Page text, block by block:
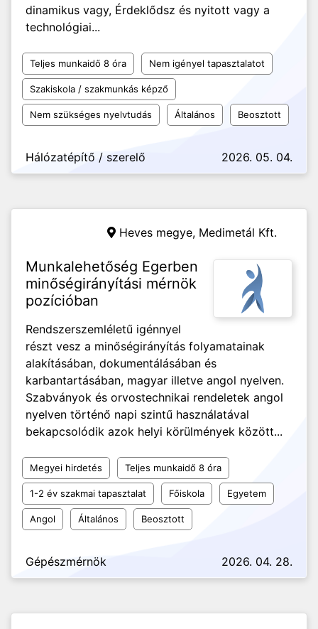
dinamikus vagy, Érdeklődsz és nyitott vagy a
technológiai...
Teljes munkaidő 8 óra Nem igényel tapasztalatot
Szakiskola / szakmunkás képző
Nem szükséges nyelvtudás Általános Beosztott
Hálózatépítő / szerelő 2026. 05. 04.
Heves megye, Medimetál Kft.
Munkalehetőség Egerben
minőségirányítási mérnök
pozícióban
Rendszerszemléletű igénnyel
részt vesz a minőségirányítás folyamatainak
alakításában, dokumentálásában és
karbantartásában, magyar illetve angol nyelven.
Szabványok és orvostechnikai rendeletek angol
nyelven történő napi szintű használatával
bekapcsolódik azok helyi körülmények között...
Megyei hirdetés Teljes munkaidő 8 óra
1-2 év szakmai tapasztalat Főiskola Egyetem
Angol Általános Beosztott
Gépészmérnök 2026. 04. 28.